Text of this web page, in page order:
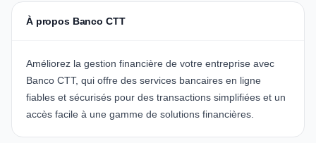
À propos Banco CTT
Améliorez la gestion financière de votre entreprise avec
Banco CTT, qui offre des services bancaires en ligne
fiables et sécurisés pour des transactions simplifiées et un
accès facile à une gamme de solutions financières.